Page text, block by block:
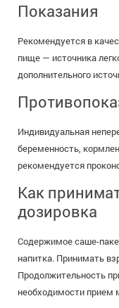
Показания
Рекомендуется в
пище — источника
дополнительного
Индивидуальная
беременность,
рекомендуется
Как
дозировка
Содержимое саше-
напитка. Принимать
Продолжительность
необходимости прием